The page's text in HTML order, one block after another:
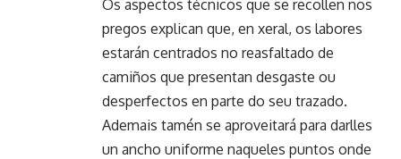
Os aspectos técnicos que se recollen nos
pregos explican que, en xeral, os labores
estarán centrados no reasfaltado de
camiños que presentan desgaste ou
desperfectos en parte do seu trazado.
Ademais tamén se aproveitará para darlles
un ancho uniforme naqueles puntos onde